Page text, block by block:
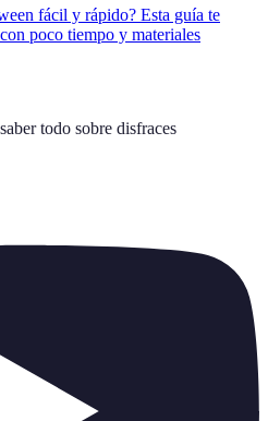
fácil y rápido? Esta guía te
poco tiempo y materiales
todo sobre disfraces